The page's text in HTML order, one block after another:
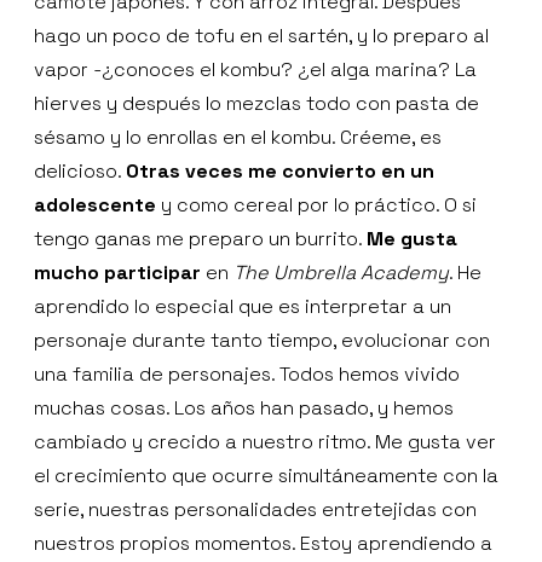
hago un poco de tofu en el sartén, y lo preparo al
vapor -¿conoces el kombu? ¿el alga marina? La
hierves y después lo mezclas todo con pasta de
sésamo y lo enrollas en el kombu. Créeme, es
delicioso. Otras veces me convierto en un
adolescente y como cereal por lo práctico. O si
tengo ganas me preparo un burrito. Me gusta
mucho participar en The Umbrella Academy. He
aprendido lo especial que es interpretar a un
personaje durante tanto tiempo, evolucionar con
una familia de personajes. Todos hemos vivido
muchas cosas. Los años han pasado, y hemos
cambiado y crecido a nuestro ritmo. Me gusta ver
el crecimiento que ocurre simultáneamente con la
serie, nuestras personalidades entretejidas con
nuestros propios momentos. Estoy aprendiendo a